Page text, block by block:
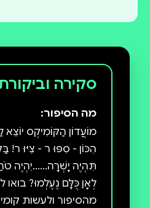
סקירה
מה הסיפור:
מוֹעֲדוֹן הַקּוֹמִיקְס יוֹצֵא
הִכּוֹן - סִפּוּ ר - צִיּוּ ר!
תִּהְיֶה יָשְׁרָה......יִהְיֶה
לְאָן כֻּלָּם נֶעֶלְמוּ? בואו
מהסיפור ולעשות